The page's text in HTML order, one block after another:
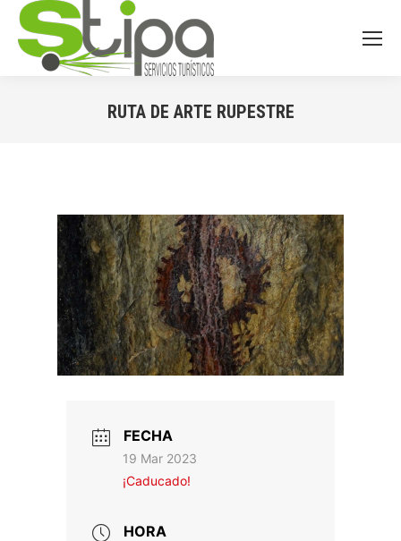
RUTA DE ARTE RUPESTRE
FECHA
19 Mar 2023
¡Caducado!
HORA